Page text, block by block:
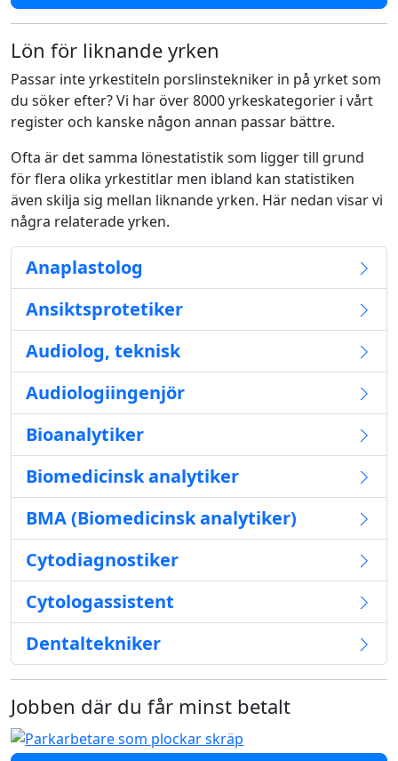
Lön för liknande yrken
Passar inte yrkestiteln porslinstekniker in på yrket som
du söker efter? Vi har över 8000 yrkeskategorier i vårt
register och kanske någon annan passar bättre.
Ofta är det samma lönestatistik som ligger till grund
för flera olika yrkestitlar men ibland kan statistiken
även skilja sig mellan liknande yrken. Här nedan visar vi
några relaterade yrken.
Anaplastolog
Ansiktsprotetiker
Audiolog, teknisk
Audiologiingenjör
Bioanalytiker
Biomedicinsk analytiker
BMA (Biomedicinsk analytiker)
Cytodiagnostiker
Cytologassistent
Dentaltekniker
Jobben där du får minst betalt